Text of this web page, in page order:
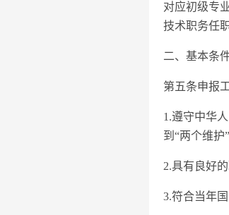
对应初级专
技术职务任
二、基本条
第五条申报
1.遵守中华
到“两个维护”
2.具有良好
3.符合当年